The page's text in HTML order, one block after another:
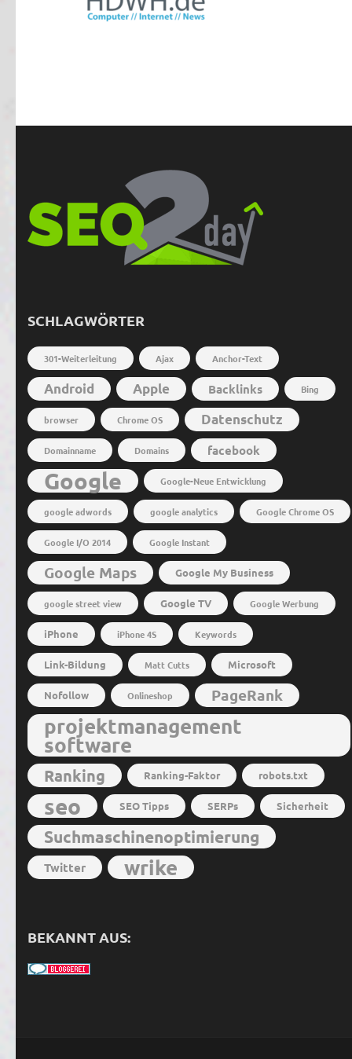
SCHLAGWÖRTER
301-Weiterleitung Ajax Anchor-Text
Android Apple Backlinks Bing
browser Chrome OS Datenschutz
Domainname Domains facebook
Google Google-Neue Entwicklung
google adwords google analytics Google Chrome OS
Google I/O 2014 Google Instant
Google Maps Google My Business
google street view Google TV Google Werbung
iPhone iPhone 4S Keywords
Link-Bildung Matt Cutts Microsoft
Nofollow Onlineshop PageRank
projektmanagement
software
Ranking Ranking-Faktor robots.txt
seo SEO Tipps SERPs Sicherheit
Suchmaschinenoptimierung
Twitter wrike
BEKANNT AUS: